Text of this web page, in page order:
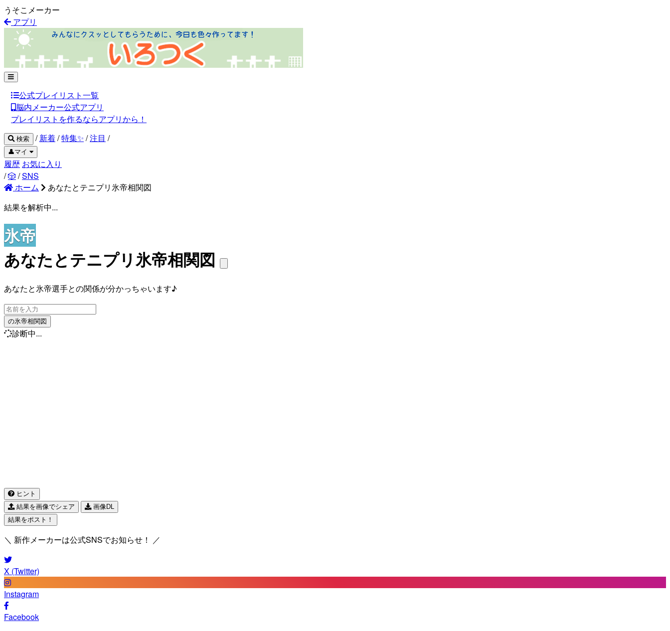
うそこメーカー
アプリ
公式プレイリスト一覧
脳内メーカー公式アプリ
プレイリストを作るならアプリから！
検索 / 新着/特集✨ /注目 /
👤マイ
履歴 お気に入り
/🎲 /SNS
ホーム
あなたとテニプリ氷帝相関図
結果を解析中...
氷帝
あなたとテニプリ氷帝相関図
あなたと氷帝選手との関係が分かっちゃいます♪
の氷帝相関図
診断中...
ヒント
結果を画像でシェア
画像DL
結果をポスト！
＼ 新作メーカーは公式SNSでお知らせ！ ／
X (Twitter)
Instagram
Facebook